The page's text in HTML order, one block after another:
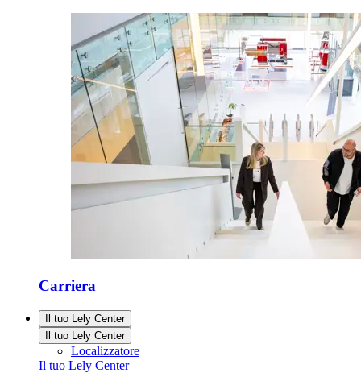
Carriera
Il tuo Lely Center
Il tuo Lely Center
Localizzatore
Il tuo Lely Center